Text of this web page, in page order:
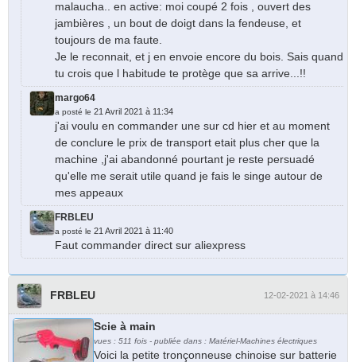
malaucha.. en active: moi coupé 2 fois , ouvert des
jambières , un bout de doigt dans la fendeuse, et
toujours de ma faute.
Je le reconnait, et j en envoie encore du bois. Sais quand
tu crois que l habitude te protège que sa arrive...!!
margo64
a posté le 21 Avril 2021 à 11:34
j'ai voulu en commander une sur cd hier et au moment
de conclure le prix de transport etait plus cher que la
machine ,j'ai abandonné pourtant je reste persuadé
qu'elle me serait utile quand je fais le singe autour de
mes appeaux
FRBLEU
a posté le 21 Avril 2021 à 11:40
Faut commander direct sur aliexpress
FRBLEU 12-02-2021 à 14:46
Scie à main
vues : 511 fois - publiée dans : Matériel-Machines électriques
Voici la petite tronçonneuse chinoise sur batterie